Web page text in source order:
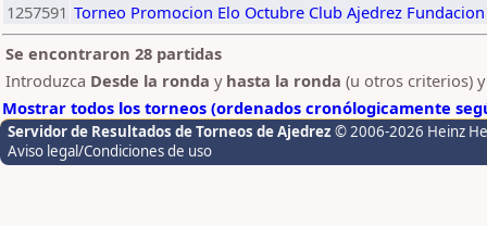
1257591 Torneo Promocion Elo Octubre Club Ajedrez Fundacion
Se encontraron 28 partidas
Introduzca Desde la ronda y hasta la ronda (u otros criterios)
Mostrar todos los torneos (ordenados cronólogicamente
Servidor de Resultados de Torneos de Ajedrez © 2006-2026 Heinz
Aviso legal/Condiciones de uso